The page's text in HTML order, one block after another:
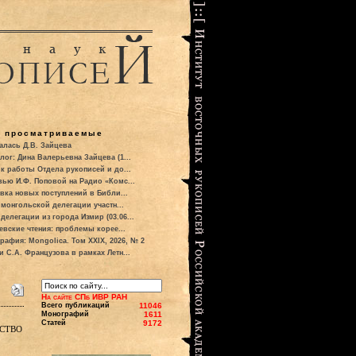
просматриваемые
Д.В. Зайцева
Дина Валерьевна Зайцева (1...
работы Отдела рукописей и до...
И.Ф. Поповой на Радио «Комс...
новых поступлений в Библи...
делегации участн...
из города Измир (03.06...
чтения: проблемы корее...
Mongolica. Том XXIX, 2026, № 2
С.А. Французова в рамках Летн...
На сайте СПб ИВР РАН
Всего публикаций 11046
Монографий 1611
Статей 9172